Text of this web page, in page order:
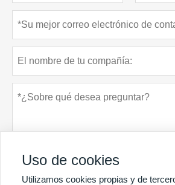
Uso de cookies
Utilizamos cookies propias y de